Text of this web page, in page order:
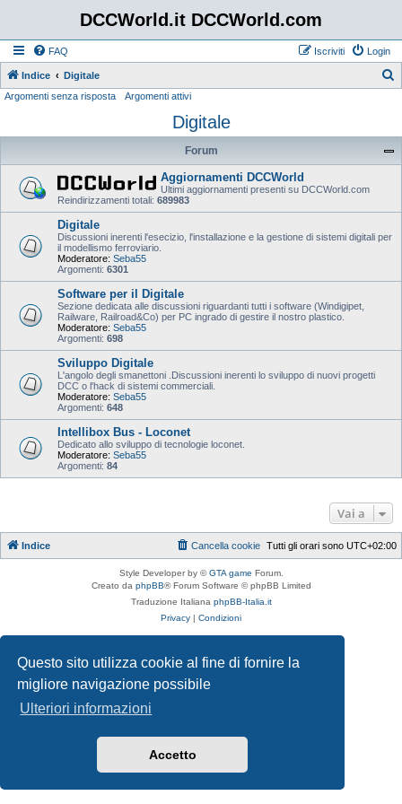
Questo sito utilizza cookie al fine di fornire la
migliore navigazione possibile
Ulteriori informazioni
Accetto
DCCWorld.it DCCWorld.com
FAQ Login
Iscriviti
Indice Digitale
c
Argomenti senza risposta Argomenti attivi
Digitale
Forum
Aggiornamenti DCCWorld
Ultimi aggiornamenti presenti su DCCWorld.com
Reindirizzamenti totali: 689983
Digitale
Discussioni inerenti l'esecizio, l'installazione e la gestione di sistemi digitali per
il modellismo ferroviario.
Moderatore: Seba55
Argomenti: 6301
Software per il Digitale
Sezione dedicata alle discussioni riguardanti tutti i software (Windigipet,
Railware, Railroad&Co) per PC ingrado di gestire il nostro plastico.
Moderatore: Seba55
Argomenti: 698
Sviluppo Digitale
L'angolo degli smanettoni .Discussioni inerenti lo sviluppo di nuovi progetti
DCC o l'hack di sistemi commerciali.
Moderatore: Seba55
Argomenti: 648
Intellibox Bus - Loconet
Dedicato allo sviluppo di tecnologie loconet.
Moderatore: Seba55
Argomenti: 84
Vai a
Indice Tutti gli orari sono UTC+02:00
Cancella cookie
Style Developer by ©GTA game Forum.
Creato da phpBB® Forum Software © phpBB Limited
Traduzione Italiana phpBB-Italia.it
Privacy | Condizioni